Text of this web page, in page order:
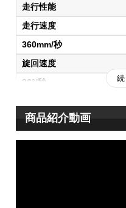
※1：ロボットが走行できな
ールアプリを使って墨出し
印字イメージ
走行性能
走行速度
360mm/秒
旋回速度
36°/秒
20mm以内
登坂走行
商品紹介動画